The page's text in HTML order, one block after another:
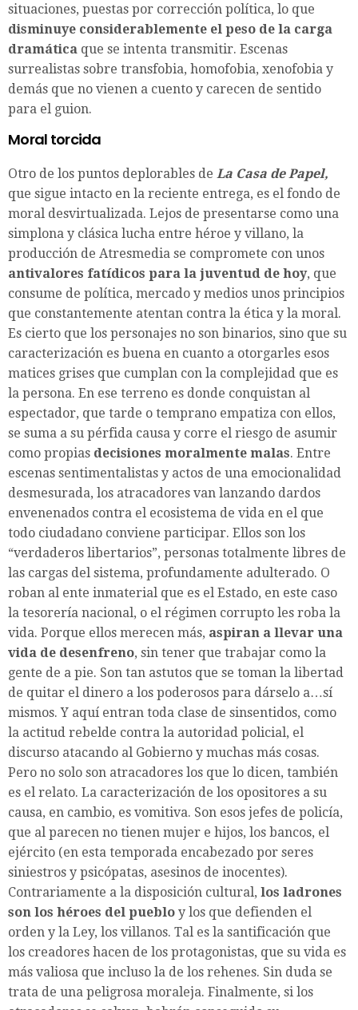
situaciones, puestas por corrección política, lo que
disminuye considerablemente el peso de la carga
dramática que se intenta transmitir. Escenas
surrealistas sobre transfobia, homofobia, xenofobia y
demás que no vienen a cuento y carecen de sentido
para el guion.
Moral torcida
Otro de los puntos deplorables de La Casa de Papel,
que sigue intacto en la reciente entrega, es el fondo de
moral desvirtualizada. Lejos de presentarse como una
simplona y clásica lucha entre héroe y villano, la
producción de Atresmedia se compromete con unos
antivalores fatídicos para la juventud de hoy, que
consume de política, mercado y medios unos principios
que constantemente atentan contra la ética y la moral.
Es cierto que los personajes no son binarios, sino que su
caracterización es buena en cuanto a otorgarles esos
matices grises que cumplan con la complejidad que es
la persona. En ese terreno es donde conquistan al
espectador, que tarde o temprano empatiza con ellos,
se suma a su pérfida causa y corre el riesgo de asumir
como propias decisiones moralmente malas. Entre
escenas sentimentalistas y actos de una emocionalidad
desmesurada, los atracadores van lanzando dardos
envenenados contra el ecosistema de vida en el que
todo ciudadano conviene participar. Ellos son los
“verdaderos libertarios”, personas totalmente libres de
las cargas del sistema, profundamente adulterado. O
roban al ente inmaterial que es el Estado, en este caso
la tesorería nacional, o el régimen corrupto les roba la
vida. Porque ellos merecen más, aspiran a llevar una
vida de desenfreno, sin tener que trabajar como la
gente de a pie. Son tan astutos que se toman la libertad
de quitar el dinero a los poderosos para dárselo a…sí
mismos. Y aquí entran toda clase de sinsentidos, como
la actitud rebelde contra la autoridad policial, el
discurso atacando al Gobierno y muchas más cosas.
Pero no solo son atracadores los que lo dicen, también
es el relato. La caracterización de los opositores a su
causa, en cambio, es vomitiva. Son esos jefes de policía,
que al parecen no tienen mujer e hijos, los bancos, el
ejército (en esta temporada encabezado por seres
siniestros y psicópatas, asesinos de inocentes).
Contrariamente a la disposición cultural, los ladrones
son los héroes del pueblo y los que defienden el
orden y la Ley, los villanos. Tal es la santificación que
los creadores hacen de los protagonistas, que su vida es
más valiosa que incluso la de los rehenes. Sin duda se
trata de una peligrosa moraleja. Finalmente, si los